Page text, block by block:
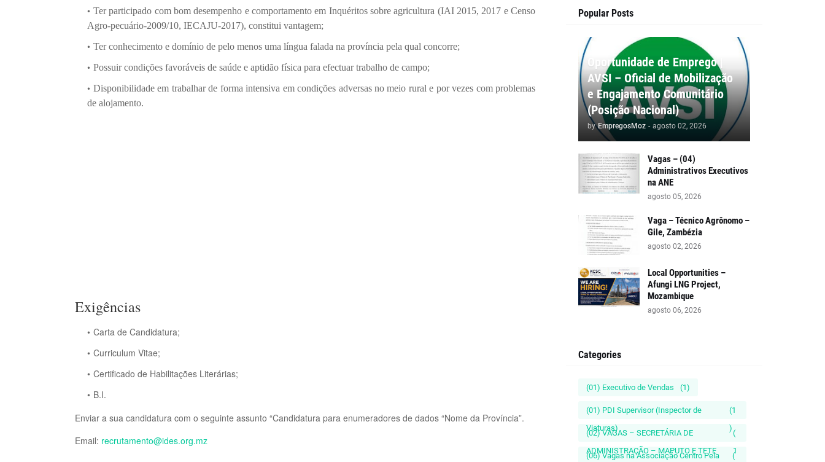
Ter participado com bom desempenho e comportamento em Inquéritos sobre agricultura (IAI 2015, 2017 e Censo
Agro-pecuário-2009/10, IECAJU-2017), constitui vantagem;
Ter conhecimento e domínio de pelo menos uma língua falada na província pela qual concorre;
Possuir condições favoráveis de saúde e aptidão física para efectuar trabalho de campo;
Disponibilidade em trabalhar de forma intensiva em condições adversas no meio rural e por vezes com problemas
de alojamento.
Exigências
Carta de Candidatura;
Curriculum Vitae;
Certificado de Habilitações Literárias;
B.I.
Enviar a sua candidatura com o seguinte assunto “Candidatura para enumeradores de dados “Nome da Província”.
Email: recrutamento@ides.org.mz
Popular Posts
Oportunidade de Emprego |
AVSI – Oficial de Mobilização
e Engajamento Comunitário
(Posição Nacional)
by EmpregosMoz - agosto 02, 2026
Vagas – (04)
Administrativos Executivos
na ANE
agosto 05, 2026
Vaga – Técnico Agrônomo –
Gile, Zambézia
agosto 02, 2026
Local Opportunities –
Afungi LNG Project,
Mozambique
agosto 06, 2026
Categories
(01) Executivo de Vendas (1)
(01) PDI Supervisor (Inspector de
Viaturas)
(1
)
(02) VAGAS – SECRETÁRIA DE
ADMINISTRAÇÃO – MAPUTO E TETE
(
1
(06) Vagas na Associação Centro Pela (